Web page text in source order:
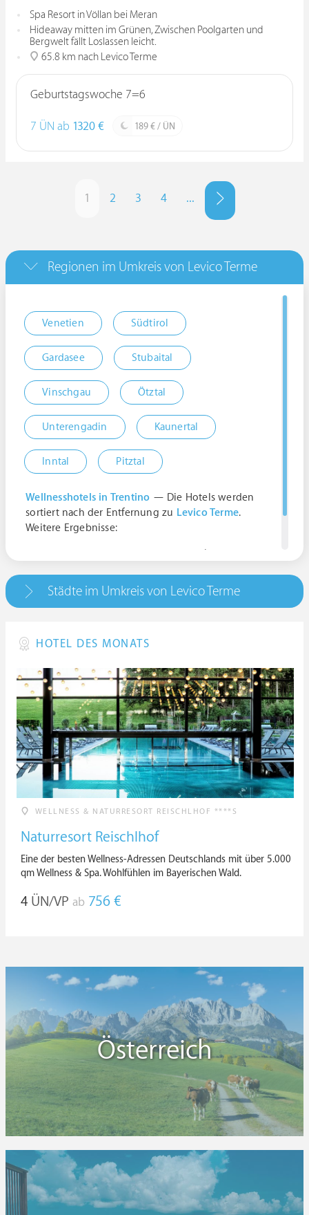
Spa Resort in Völlan bei Meran
Hideaway mitten im Grünen, Zwischen Poolgarten und
Bergwelt fällt Loslassen leicht.
65.8 km nach Levico Terme
Geburtstagswoche 7=6
7 ÜN ab 1320 € 189 € / ÜN
1 2 3 4 ...
Regionen im Umkreis von Levico Terme
Venetien Südtirol
Gardasee Stubaital
Vinschgau Ötztal
Unterengadin Kaunertal
Inntal Pitztal
Wellnesshotels in Trentino — Die Hotels werden
sortiert nach der Entfernung zu Levico Terme.
Weitere Ergebnisse:
Städte im Umkreis von Levico Terme
HOTEL DES MONATS
WELLNESS & NATURRESORT REISCHLHOF ****S
Naturresort Reischlhof
Eine der besten Wellness-Adressen Deutschlands mit über 5.000
qm Wellness & Spa. Wohlfühlen im Bayerischen Wald.
4 ÜN/VP ab 756 €
Österreich